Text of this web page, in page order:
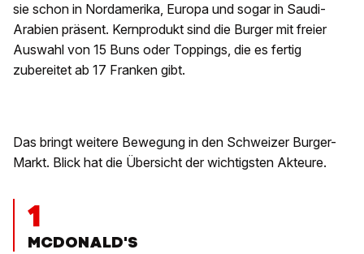
sie schon in Nordamerika, Europa und sogar in Saudi-
Arabien präsent. Kernprodukt sind die Burger mit freier
Auswahl von 15 Buns oder Toppings, die es fertig
zubereitet ab 17 Franken gibt.
Das bringt weitere Bewegung in den Schweizer Burger-
Markt. Blick hat die Übersicht der wichtigsten Akteure.
1
MCDONALD'S